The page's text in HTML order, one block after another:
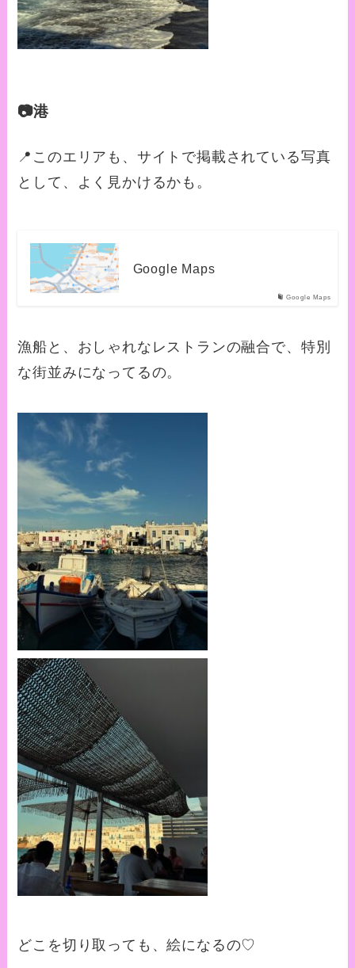
📷港
📍このエリアも、サイトで掲載されている写真
として、よく見かけるかも。
Google Maps
Google Maps
漁船と、おしゃれなレストランの融合で、特別
な街並みになってるの。
どこを切り取っても、絵になるの♡